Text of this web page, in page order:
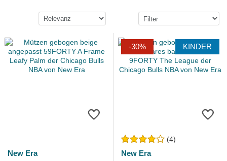
New Era
-30% KINDER
(4)
New Era